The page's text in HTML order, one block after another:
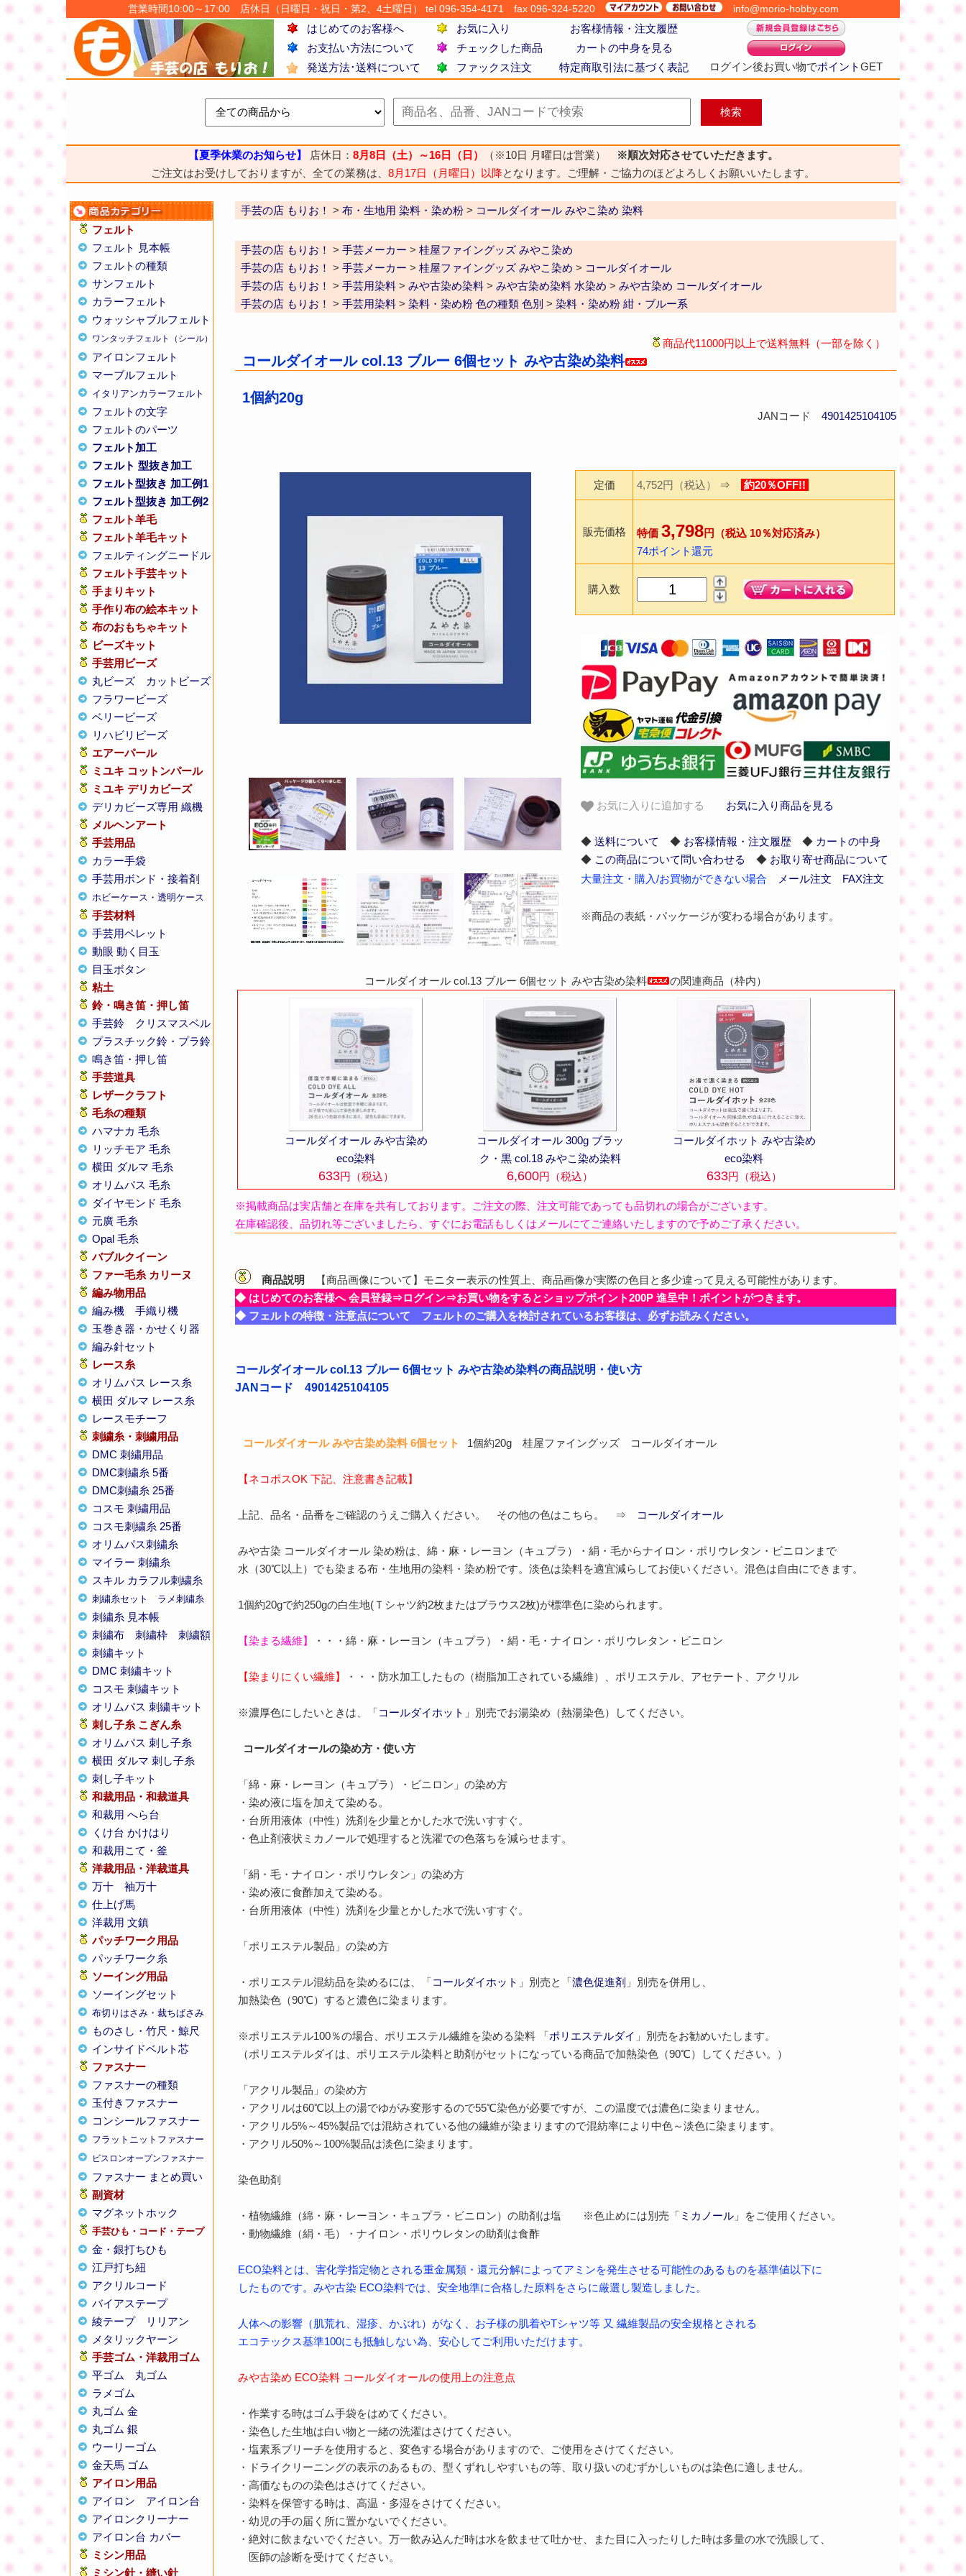
営業時間10:00～17:00 店休日（日曜日・祝日・第2、4土曜日） tel 096-354-4171 fax 096-324-5220 info@morio-hobby.com
はじめてのお客様へ お気に入り お客様情報・注文履歴
ログイン後お買い物でポイントGET
お支払い方法について チェックした商品
カートの中身を見る
発送方法･送料について
ファックス注文 特定商取引法に基づく表記
【夏季休業のお知らせ】 店休日： 8月8日（土）～16日（日） （※10日 月曜日は営業）
※順次対応させていただきます。
ご注文はお受けしておりますが、全ての業務は、 8月17日（月曜日）以降となります。ご理解・ご協力のほどよろしくお願いいたします。
フェルト
フェルト 見本帳
フェルトの種類
サンフェルト
カラーフェルト
ウォッシャブルフェルト
ワンタッチフェルト（シール）
アイロンフェルト
マーブルフェルト
イタリアンカラーフェルト
フェルトの文字
フェルトのパーツ
フェルト加工
フェルト 型抜き加工
フェルト型抜き 加工例1
フェルト型抜き 加工例2
フェルト羊毛
フェルト羊毛キット
フェルティングニードル
フェルト手芸キット
手まりキット
手作り布の絵本キット
布のおもちゃキット
ビーズキット
手芸用ビーズ
丸ビーズ
カットビーズ
フラワービーズ
ベリービーズ
リハビリビーズ
エアーパール
ミユキ コットンパール
ミユキ デリカビーズ
デリカビーズ専用 織機
メルヘンアート
手芸用品
カラー手袋
手芸用ボンド・接着剤
ホビーケース・透明ケース
手芸材料
手芸用ペレット
動眼 動く目玉
目玉ボタン
粘土
鈴・鳴き笛・押し笛
手芸鈴
クリスマスベル
プラスチック鈴・プラ鈴
鳴き笛・押し笛
手芸道具
レザークラフト
毛糸の種類
ハマナカ 毛糸
リッチモア 毛糸
横田 ダルマ 毛糸
オリムパス 毛糸
ダイヤモンド 毛糸
元廣 毛糸
Opal 毛糸
バブルクイーン
ファー毛糸 カリーヌ
編み物用品
編み機
手織り機
玉巻き器・かせくり器
編み針セット
レース糸
オリムパス レース糸
横田 ダルマ レース糸
レースモチーフ
刺繍糸・刺繍用品
DMC 刺繍用品
DMC刺繍糸 5番
DMC刺繍糸 25番
コスモ 刺繍用品
コスモ刺繍糸 25番
オリムパス刺繍糸
マイラー 刺繍糸
スキル カラフル刺繍糸
刺繍糸セット ラメ刺繍糸
刺繍糸 見本帳
刺繍布
刺繍枠
刺繍額
刺繍キット
DMC 刺繍キット
コスモ 刺繍キット
オリムパス 刺繍キット
刺し子糸 こぎん糸
オリムパス 刺し子糸
横田 ダルマ 刺し子糸
刺し子キット
和裁用品・和裁道具
和裁用 へら台
くけ台 かけはり
和裁用こて・釜
洋裁用品・洋裁道具
万十
袖万十
仕上げ馬
洋裁用 文鎮
パッチワーク用品
パッチワーク糸
ソーイング用品
ソーイングセット
布切りはさみ・裁ちばさみ
ものさし・竹尺・鯨尺
インサイドベルト芯
ファスナー
ファスナーの種類
玉付きファスナー
コンシールファスナー
フラットニットファスナー
ビスロンオープンファスナー
ファスナー まとめ買い
副資材
マグネットホック
手芸ひも・コード・テープ
金・銀打ちひも
江戸打ち紐
アクリルコード
バイアステープ
綾テープ
リリアン
メタリックヤーン
手芸ゴム・洋裁用ゴム
平ゴム
丸ゴム
ラメゴム
丸ゴム 金
丸ゴム 銀
ウーリーゴム
金天馬 ゴム
アイロン用品
アイロン
アイロン台
アイロンクリーナー
アイロン台 カバー
ミシン用品
ミシン針・縫い針
手芸の店 もりお！ > 布・生地用 染料・染め粉 > コールダイオール みやこ染め 染料
手芸の店 もりお！ > 手芸メーカー > 桂屋ファイングッズ みやこ染め
手芸の店 もりお！ > 手芸メーカー > 桂屋ファイングッズ みやこ染め > コールダイオール
手芸の店 もりお！ > 手芸用染料 > みや古染め染料 > みや古染め染料 水染め > みや古染め コールダイオール
手芸の店 もりお！ > 手芸用染料 > 染料・染め粉 色の種類 色別 > 染料・染め粉 紺・ブルー系
商品代11000円以上で送料無料（一部を除く）
コールダイオール col.13 ブルー 6個セット みや古染め染料
1個約20g
JANコード 4901425104105
定価 4,752円（税込） ⇒ 約20％OFF!!
販売価格 特価 3,798円（税込 10％対応済み）
74ポイント還元
購入数
お気に入りに追加する お気に入り商品を見る
◆ 送料について ◆ お客様情報・注文履歴◆ カートの中身
◆ この商品について問い合わせる ◆ お取り寄せ商品について
大量注文・購入/お買物ができない場合
メール注文 FAX注文
※商品の表紙・パッケージが変わる場合があります。
コールダイオール col.13 ブルー 6個セット みや古染め染料 の関連商品（枠内）
コールダイオール みや古染め
eco染料
633円（税込）
コールダイオール 300g ブラッ
ク・黒 col.18 みやこ染め染料
6,600円（税込）
コールダイホット みや古染め
eco染料
633円（税込）
※掲載商品は実店舗と在庫を共有しております。ご注文の際、注文可能であっても品切れの場合がございます。
在庫確認後、品切れ等ございましたら、すぐにお電話もしくはメールにてご連絡いたしますので予めご了承ください。
商品説明
【商品画像について】モニター表示の性質上、商品画像が実際の色目と多少違って見える可能性があります。
◆ はじめてのお客様へ 会員登録⇒ログイン⇒お買い物をするとショップポイント200P 進呈中！ポイントがつきます。
◆ フェルトの特徴・注意点について フェルトのご購入を検討されているお客様は、必ずお読みください。
コールダイオール col.13 ブルー 6個セット みや古染め染料の商品説明・使い方
JANコード 4901425104105
コールダイオール みや古染め染料 6個セット 1個約20g 桂屋ファイングッズ コールダイオール
【ネコポスOK 下記、注意書き記載】
上記、品名・品番をご確認のうえご購入ください。 その他の色はこちら。 ⇒ コールダイオール
みや古染 コールダイオール 染め粉は、綿・麻・レーヨン（キュプラ）・絹・毛からナイロン・ポリウレタン・ビニロンまで
水（30℃以上）でも染まる布・生地用の染料・染め粉です。淡色は染料を適宜減らしてお使いください。混色は自由にできます。
1個約20gで約250gの白生地(Ｔシャツ約2枚またはブラウス2枚)が標準色に染められます。
【染まる繊維】 ・・・綿・麻・レーヨン（キュプラ）・絹・毛・ナイロン・ポリウレタン・ビニロン
【染まりにくい繊維】 ・・・防水加工したもの（樹脂加工されている繊維）、ポリエステル、アセテート、アクリル
※濃厚色にしたいときは、「コールダイホット 」別売でお湯染め（熱湯染色）してください。
コールダイオールの染め方・使い方
「綿・麻・レーヨン（キュプラ）・ビニロン」の染め方
・染め液に塩を加えて染める。
・台所用液体（中性）洗剤を少量とかした水で洗いすすぐ。
・色止剤液状ミカノールで処理すると洗濯での色落ちを減らせます。
「絹・毛・ナイロン・ポリウレタン」の染め方
・染め液に食酢加えて染める。
・台所用液体（中性）洗剤を少量とかした水で洗いすすぐ。
「ポリエステル製品」の染め方
・ポリエステル混紡品を染めるには、「コールダイホット 」別売と「濃色促進剤 」別売を併用し、
加熱染色（90℃）すると濃色に染まります。
※ポリエステル100％の場合、ポリエステル繊維を染める染料 「ポリエステルダイ 」別売をお勧めいたします。
（ポリエステルダイは、ポリエステル染料と助剤がセットになっている商品で加熱染色（90℃）してください。）
「アクリル製品」の染め方
・アクリルは60℃以上の湯でゆがみ変形するので55℃染色が必要ですが、この温度では濃色に染まりません。
・アクリル5%～45%製品では混紡されている他の繊維が染まりますので混紡率により中色～淡色に染まります。
・アクリル50%～100%製品は淡色に染まります。
染色助剤
・植物繊維（綿・麻・レーヨン・キュプラ・ビニロン）の助剤は塩 ※色止めには別売「 ミカノール」をご使用ください。
・動物繊維（絹・毛）・ナイロン・ポリウレタンの助剤は食酢
ECO染料とは、害化学指定物とされる重金属類・還元分解によってアミンを発生させる可能性のあるものを基準値以下に
したものです。みや古染 ECO染料では、安全地準に合格した原料をさらに厳選し製造しました。
人体への影響（肌荒れ、湿疹、かぶれ）がなく、お子様の肌着やTシャツ等 又 繊維製品の安全規格とされる
エコテックス基準100にも抵触しない為、安心してご利用いただけます。
みや古染め ECO染料 コールダイオールの使用上の注意点
・作業する時はゴム手袋をはめてください。
・染色した生地は白い物と一緒の洗濯はさけてください。
・塩素系ブリーチを使用すると、変色する場合がありますので、ご使用をさけてください。
・ドライクリーニングの表示のあるもの、型くずれしやすいもの等、取り扱いのむずかしいものは染色に適しません。
・高価なものの染色はさけてください。
・染料を保管する時は、高温・多湿をさけてください。
・幼児の手の届く所に置かないでください。
・絶対に飲まないでください。万一飲み込んだ時は水を飲ませて吐かせ、また目に入ったりした時は多量の水で洗眼して、
医師の診断を受けてください。